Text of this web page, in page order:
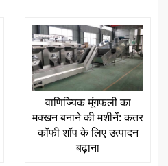
वाणिज्यिक मूंगफली का
मक्खन बनाने की मशीनें: कतर
कॉफी शॉप के लिए उत्पादन
बढ़ाना